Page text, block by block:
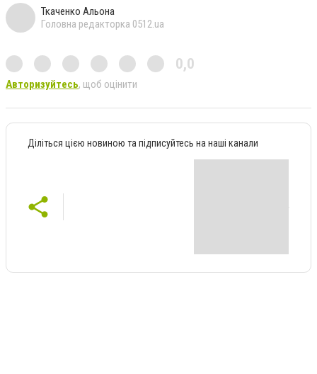
Ткаченко Альона
Головна редакторка 0512.ua
0,0
Авторизуйтесь, щоб оцінити
Діліться цією новиною та підписуйтесь на наші канали